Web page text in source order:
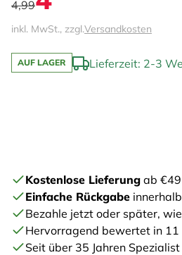
4,99
inkl. MwSt., zzgl.Versandkosten
AUF LAGER Lieferzeit: 2-3
Kostenlose Lieferung ab €49
Einfache Rückgabe
Bezahle jetzt oder später,
Hervorragend bewertet in 11
Seit über 35 Jahren